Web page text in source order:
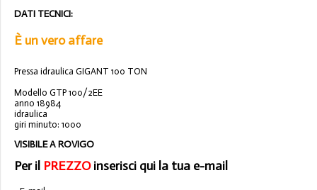
DATI TECNICI:
È un vero affare
Pressa idraulica GIGANT 100 TON
Modello GTP 100/2EE
anno 18984
idraulica
giri minuto: 1000
VISIBILE A ROVIGO
Per il PREZZOinserisci qui la tua e-mail